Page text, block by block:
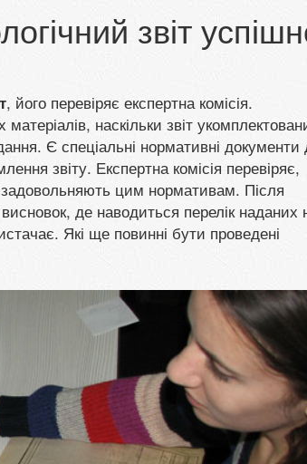
звіт
, його перевіряє експертна комісія.
наскільки звіт
Є спеціальні нормативні документи
звіту. Експертна комісія перевіряє,
задовольняють цим нормативам. Після
де наводиться перелік наданих
Які ще повинні бути проведені